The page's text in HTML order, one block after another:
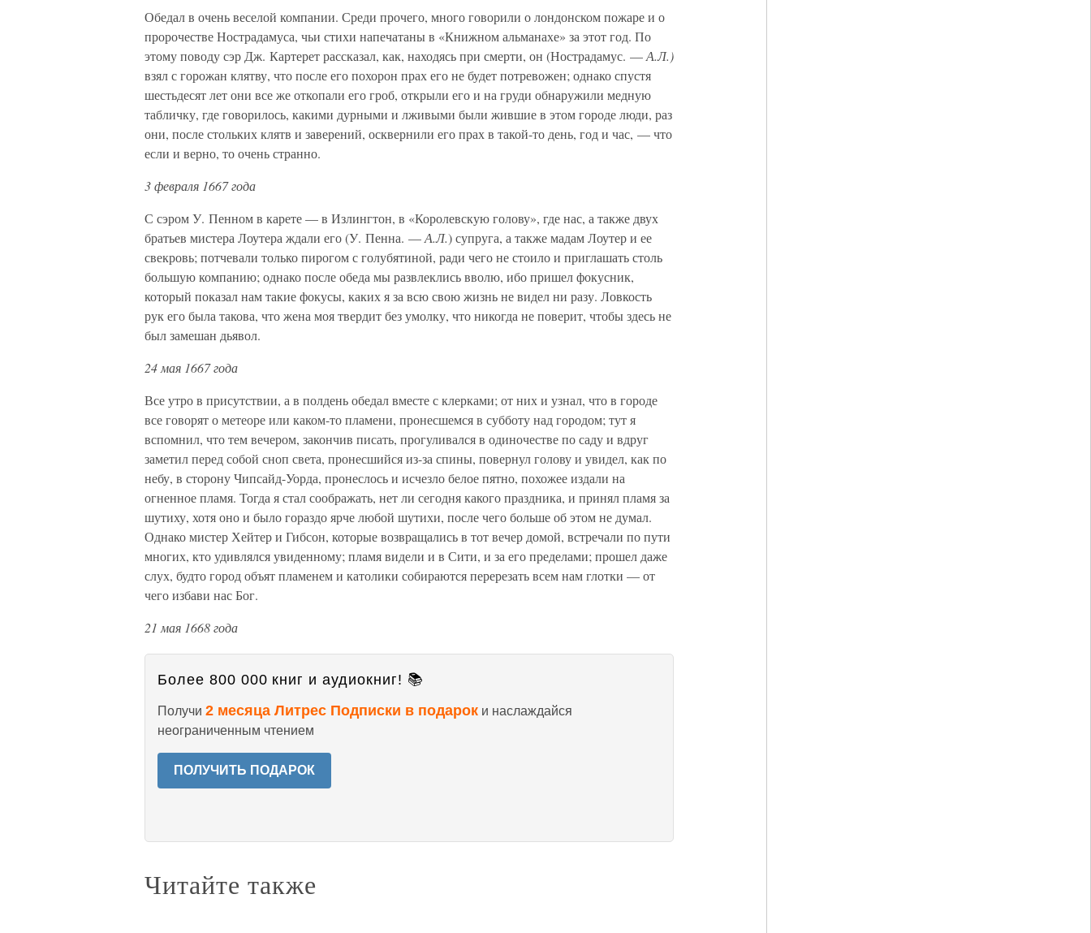
Обедал в очень веселой компании. Среди прочего, много говорили о лондонском пожаре и о
пророчестве Нострадамуса, чьи стихи напечатаны в «Книжном альманахе» за этот год. По
этому поводу сэр Дж. Картерет рассказал, как, находясь при смерти, он (Нострадамус. —А.Л.)
взял с горожан клятву, что после его похорон прах его не будет потревожен; однако спустя
шестьдесят лет они все же откопали его гроб, открыли его и на груди обнаружили медную
табличку, где говорилось, какими дурными и лживыми были жившие в этом городе люди, раз
они, после стольких клятв и заверений, осквернили его прах в такой-то день, год и час, — что
если и верно, то очень странно.
3 февраля 1667 года
С сэром У. Пенном в карете — в Излингтон, в «Королевскую голову», где нас, а также двух
братьев мистера Лоутера ждали его (У. Пенна. —А.Л.) супруга, а также мадам Лоутер и ее
свекровь; потчевали только пирогом с голубятиной, ради чего не стоило и приглашать столь
большую компанию; однако после обеда мы развлеклись вволю, ибо пришел фокусник,
который показал нам такие фокусы, каких я за всю свою жизнь не видел ни разу. Ловкость
рук его была такова, что жена моя твердит без умолку, что никогда не поверит, чтобы здесь не
был замешан дьявол.
24 мая 1667 года
Все утро в присутствии, а в полдень обедал вместе с клерками; от них и узнал, что в городе
все говорят о метеоре или каком-то пламени, пронесшемся в субботу над городом; тут я
вспомнил, что тем вечером, закончив писать, прогуливался в одиночестве по саду и вдруг
заметил перед собой сноп света, пронесшийся из-за спины, повернул голову и увидел, как по
небу, в сторону Чипсайд-Уорда, пронеслось и исчезло белое пятно, похожее издали на
огненное пламя. Тогда я стал соображать, нет ли сегодня какого праздника, и принял пламя за
шутиху, хотя оно и было гораздо ярче любой шутихи, после чего больше об этом не думал.
Однако мистер Хейтер и Гибсон, которые возвращались в тот вечер домой, встречали по пути
многих, кто удивлялся увиденному; пламя видели и в Сити, и за его пределами; прошел даже
слух, будто город объят пламенем и католики собираются перерезать всем нам глотки — от
чего избави нас Бог.
21 мая 1668 года
Более 800 000 книг и аудиокниг! 📚
Получи 2 месяца Литрес Подписки в подарок и наслаждайся
неограниченным чтением
ПОЛУЧИТЬ ПОДАРОК
Читайте также